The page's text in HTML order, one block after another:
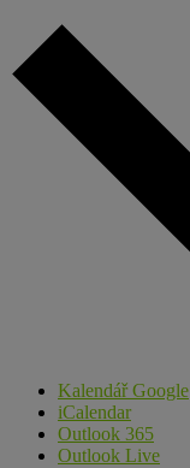
Kalendář Google
iCalendar
Outlook 365
Outlook Live